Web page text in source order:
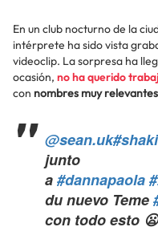
En un club nocturno de la
intérprete ha sido vista
videoclip. La sorpresa ha
ocasión, no ha querido
con nombres muy
@sean.uk
junto
a#dannapaola
du nuevo Teme
con todo esto